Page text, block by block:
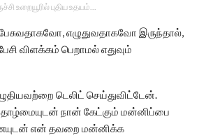
உறையூரில் புதிய உதயம்...
எழுதுவதாகவோ இருந்தால்,
விளக்கம் பெறாமல் எதுவும்
டெலிட் செய்துவிட்டேன்.
நான் கேட்கும் மன்னிப்பை
என் தவறை மன்னிக்க